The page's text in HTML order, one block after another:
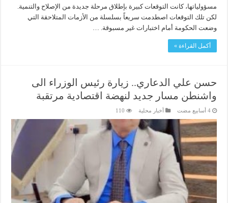
مسؤولياتها، كانت التوقعات كبيرة بإطلاق مرحلة جديدة من الإصلاح والتنمية.
لكن تلك التوقعات اصطدمت سريعاً بسلسلة من الأزمات المتلاحقة التي
وضعت الحكومة أمام اختبارات غير مسبوقة. …
أكمل القراءة »
حسن علي الدعاري.. زيارة رئيس الوزراء الى
واشنطن مسار جديد لنهضة اقتصادية مرتقبة
‏4 أسابيع مضت أخبار محلية 110